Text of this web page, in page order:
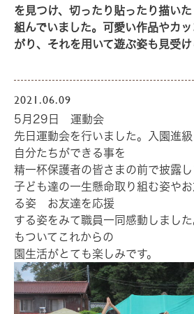
を見つけ、切ったり貼ったり描い
組んでいました。可愛い作品やカ
がり、それを用いて遊ぶ姿も見受け
2021.06.09
5月29日 運動会
先日運動会を行いました。入園進
自分たちができる事を
精一杯保護者の皆さまの前で披露し
子ども達の一生懸命取り組む姿や
る姿 お友達を応援
する姿をみて職員一同感動しまし
もついてこれからの
園生活がとても楽しみです。